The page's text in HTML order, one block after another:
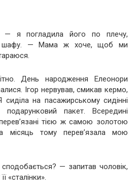
я погладила його по плечу,
шафу. — Мама ж хоче, щоб ми
День народження Елеонори
Ігор нервував, смикав кермо,
на пасажирському сидінні
пакет. Всередині
тією ж самою золотою
місяць тому перев’язала мою
— запитав чоловік,
«сталінки».